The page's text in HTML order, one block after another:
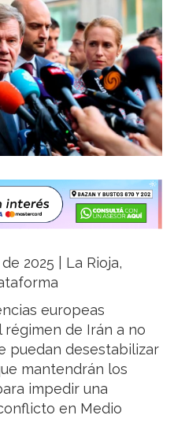
2025 | La Rioja,
europeas
de Irán a no
puedan desestabilizar
mantendrán los
impedir una
en Medio